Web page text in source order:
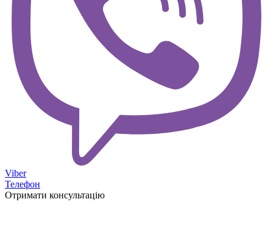
Viber
Телефон
Отримати консультацію